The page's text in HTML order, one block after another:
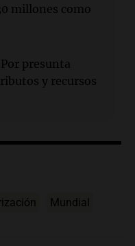
millones como
Por presunta
y recursos
Mundial